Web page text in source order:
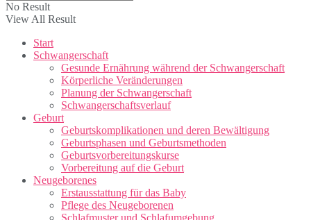
No Result
View All Result
Start
Schwangerschaft
Gesunde Ernährung während der Schwangerschaft
Körperliche Veränderungen
Planung der Schwangerschaft
Schwangerschaftsverlauf
Geburt
Geburtskomplikationen und deren Bewältigung
Geburtsphasen und Geburtsmethoden
Geburtsvorbereitungskurse
Vorbereitung auf die Geburt
Neugeborenes
Erstausstattung für das Baby
Pflege des Neugeborenen
Schlafmuster und Schlafumgebung